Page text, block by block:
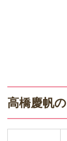
高橋慶帆